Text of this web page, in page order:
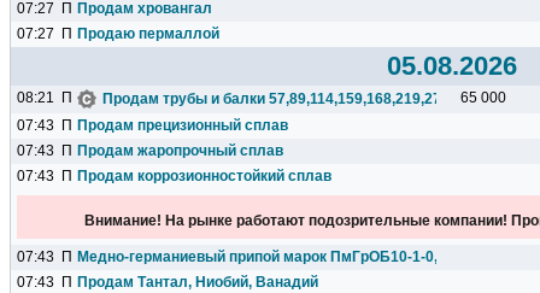
07:27
П Продам хровангал
07:27
П Продаю пермаллой
05.08.2026
08:21 П Продам трубы и балки
65 000
07:43 П Продам прецизионный сплав
07:43
П Продам жаропрочный сплав
07:43 П Продам коррозионностойкий сплав
Внимание! На рынке работают подозрительные компании!
07:43 П Медно-германиевый припой марок ПмГрОБ10-1-0,1; ПмГрН10-
07:43 П Продам Тантал, Ниобий, Ванадий